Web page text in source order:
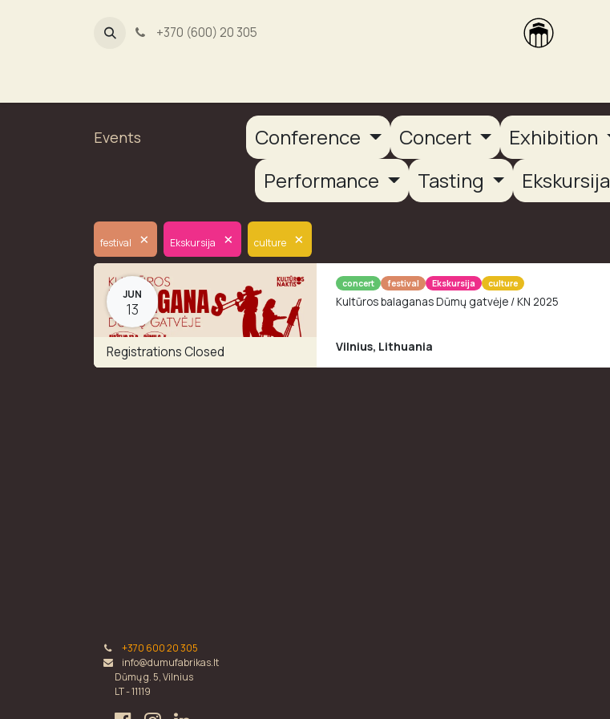
+370 (600) 20 305
Events Conference Concert Exhibition
Performance
Tasting Ekskursija
festival × Ekskursija × culture ×
JUN
13
Registrations Closed
concert festival Ekskursija culture
Kultūros balaganas Dūmų gatvėje / KN 2025
Vilnius, Lithuania
+370 600 20 305
info@dumufabrikas.lt
Dūmų g. 5, Vilnius
LT - 11119